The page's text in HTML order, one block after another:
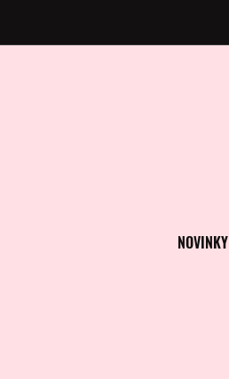
NOVINKY